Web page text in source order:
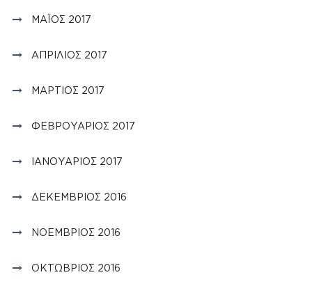
ΜΆΙΟΣ 2017
ΑΠΡΊΛΙΟΣ 2017
ΜΆΡΤΙΟΣ 2017
ΦΕΒΡΟΥΆΡΙΟΣ 2017
ΙΑΝΟΥΆΡΙΟΣ 2017
ΔΕΚΈΜΒΡΙΟΣ 2016
ΝΟΈΜΒΡΙΟΣ 2016
ΟΚΤΏΒΡΙΟΣ 2016